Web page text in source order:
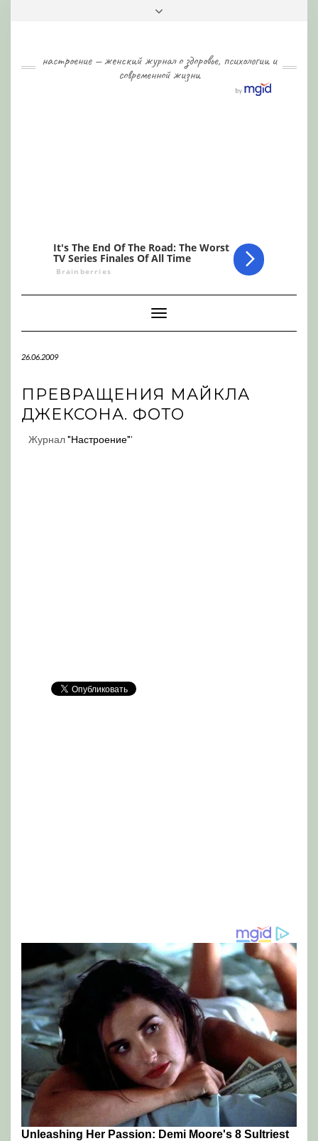
настроение — женский журнал о здоровье, психологии и
современной жизни
Toggle
Navigation
26.06.2009
ПРЕВРАЩЕНИЯ МАЙКЛА
ДЖЕКСОНА. ФОТО
Журнал"Настроение"'